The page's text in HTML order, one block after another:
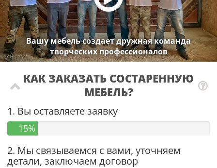
Вашу мебель создает дружная команда
творческих профессионалов
КАК ЗАКАЗАТЬ СОСТАРЕННУЮ
МЕБЕЛЬ?
1. Вы оставляете заявку
15%
2. Мы связываемся с вами, уточняем
детали, заключаем договор